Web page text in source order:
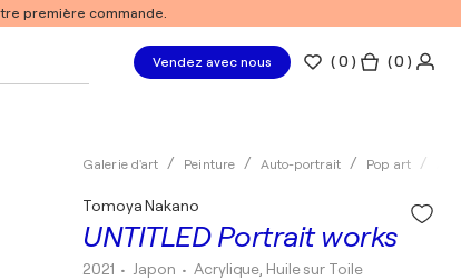
première commande.
Vendez avec nous (0 ) ( 0 )
Galerie d'art Peinture Auto-portrait Pop art
UNTITLED Portrait works
Tomoya Nakano
2021 • Japon •Acrylique, Huile sur Toile